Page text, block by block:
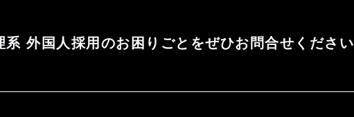
系 外国人採用のお困りごとをぜひお問合せください